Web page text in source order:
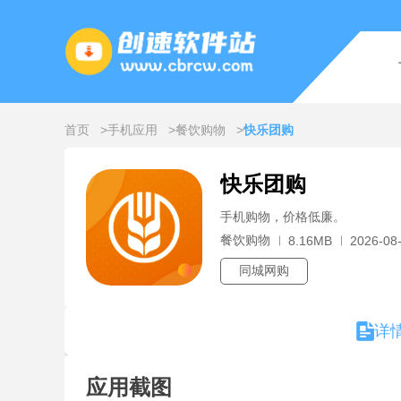
首页 手机应用 餐饮购物 快乐团购
快乐团购
手机购物，价格低廉。
餐饮购物
8.16MB 2026-
同城网购
详
应用截图